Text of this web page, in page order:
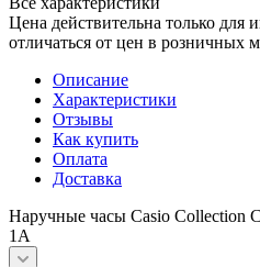
Цена действительна только для
отличаться от цен в розничных
Описание
Характеристики
Отзывы
Как купить
Оплата
Доставка
Наручные часы Casio Collection
1A